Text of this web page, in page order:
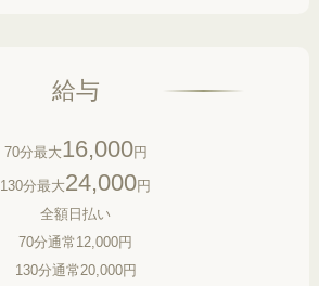
給与
70分最大16,000円
130分最大24,000円
全額日払い
70分通常12,000円
130分通常20,000円